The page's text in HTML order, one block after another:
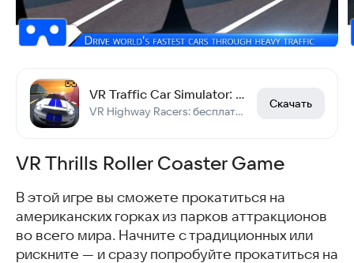
VR Traffic Car Simulator: Endless Car Racing Game
VR Highway Racers: бесплатный симулятор вождения
Скачать
VR Thrills Roller Coaster Game
В этой игре вы сможете прокатиться на
американских горках из парков аттракционов
во всего мира. Начните с традиционных или
рискните — и сразу попробуйте прокатиться на